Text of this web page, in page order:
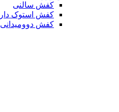
کفش سالنی
کفش استوک دار
کفش دوومیدانی